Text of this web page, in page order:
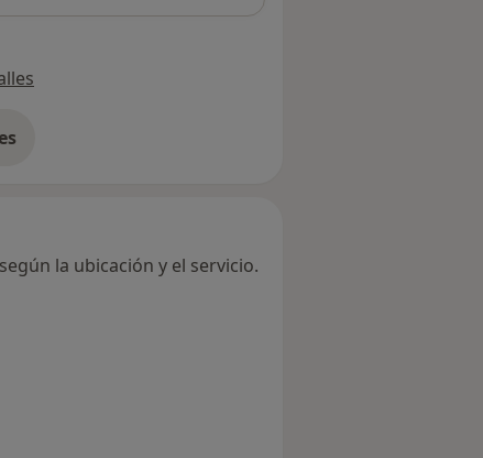
la ubicación y el servicio.